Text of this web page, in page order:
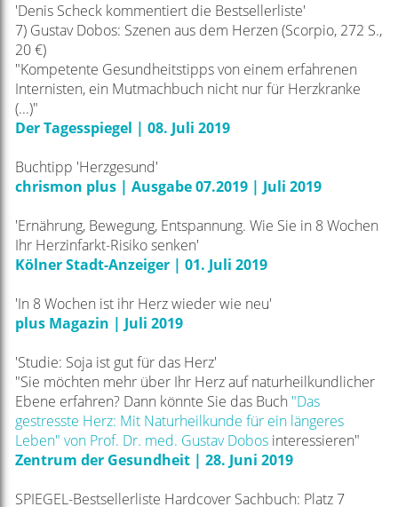
'Denis Scheck kommentiert die Bestsellerliste'
7) Gustav Dobos: Szenen aus dem Herzen (Scorpio, 272 S.,
20 €)
"Kompetente Gesundheitstipps von einem erfahrenen
Internisten, ein Mutmachbuch nicht nur für Herzkranke
(...)"
Der Tagesspiegel | 08. Juli 2019
Buchtipp 'Herzgesund'
chrismon plus | Ausgabe 07.2019 | Juli 2019
'Ernährung, Bewegung, Entspannung. Wie Sie in 8 Wochen
Ihr Herzinfarkt-Risiko senken'
Kölner Stadt-Anzeiger | 01. Juli 2019
'In 8 Wochen ist ihr Herz wieder wie neu'
plus Magazin | Juli 2019
'Studie: Soja ist gut für das Herz'
"Sie möchten mehr über Ihr Herz auf naturheilkundlicher
Ebene erfahren? Dann könnte Sie das Buch "Das
gestresste Herz: Mit Naturheilkunde für ein längeres
Leben" von Prof. Dr. med. Gustav Dobosinteressieren"
Zentrum der Gesundheit | 28. Juni 2019
SPIEGEL-Bestsellerliste Hardcover Sachbuch: Platz 7